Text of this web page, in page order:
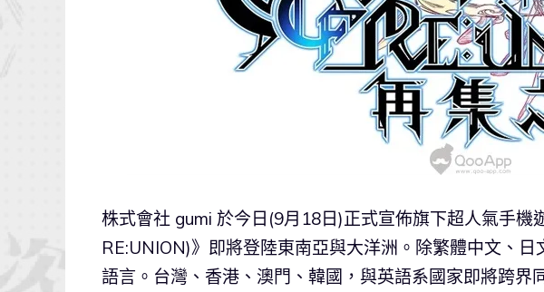
株式會社 gumi 於今日(9月18日)正式宣佈旗下超人氣手機
RE:UNION)》即將登陸東南亞與大洋洲。除繁體中文、
語言。台灣、香港、澳門、韓國，與英語系國家即將跨界